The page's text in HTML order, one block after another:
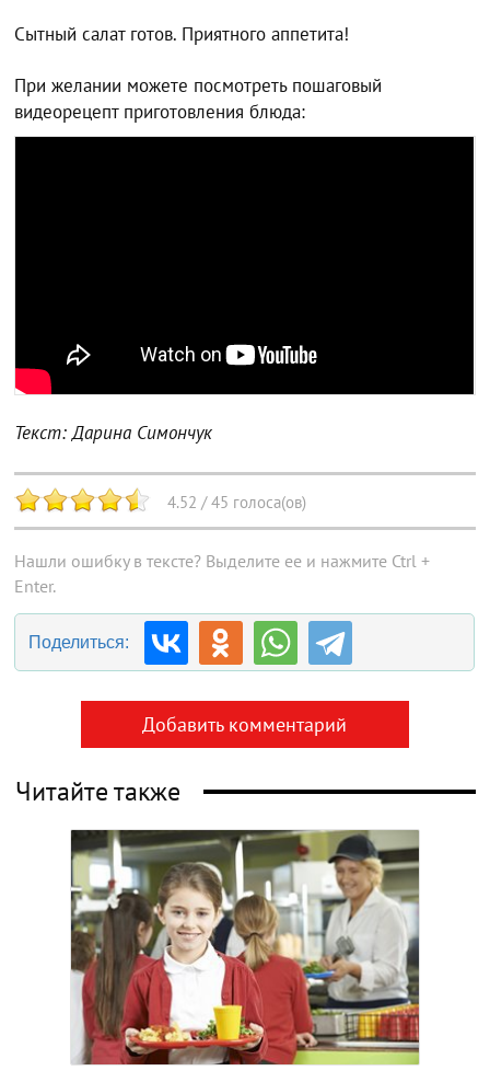
Сытный салат готов. Приятного аппетита!
При желании можете посмотреть пошаговый
видеорецепт приготовления блюда:
Текст: Дарина Симончук
4.52 /45 голоса(ов)
Нашли ошибку в тексте? Выделите ее и нажмите Ctrl +
Enter.
Поделиться:
Добавить комментарий
Читайте также